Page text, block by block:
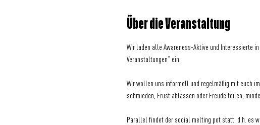
Über die Veranstaltung
Wir laden alle Awareness-Aktive und Interessierte
Veranstaltungen” ein.
Wir wollen uns informell und regelmäßig mit euch
schmieden, Frust ablassen oder Freude teilen,
Parallel findet der social melting pot statt, d.h. es